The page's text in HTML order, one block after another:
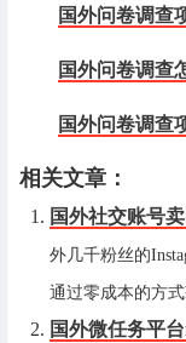
国外问卷调查
国外问卷调查
国外问卷调查
相关文章：
国外社交账号
外几千粉丝的
通过零成本的方
国外微任务平